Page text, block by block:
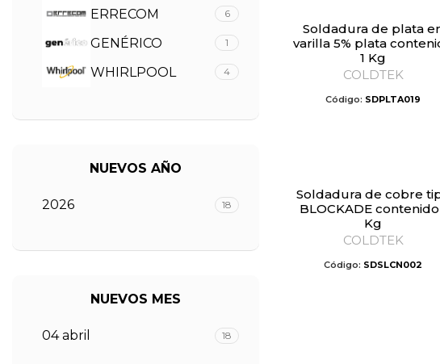
ERRECOM 6
GENÉRICO 1
WHIRLPOOL 4
NUEVOS AÑO
2026 18
NUEVOS MES
04 abril 18
Soldadura de plata en
varilla 5% plata
1 Kg
COLDTEK
Código: SDPLTA019
Soldadura de cobre tipo
BLOCKADE contenido
Kg
COLDTEK
Código: SDSLCN002